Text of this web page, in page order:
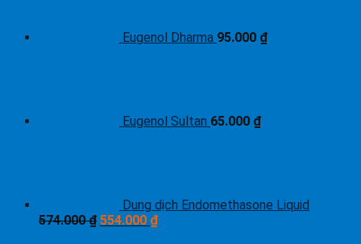
Eugenol Dharma 95.000 ₫
Eugenol Sultan 65.000 ₫
Dung dịch Endomethasone Liquid
574.000₫ 554.000 ₫